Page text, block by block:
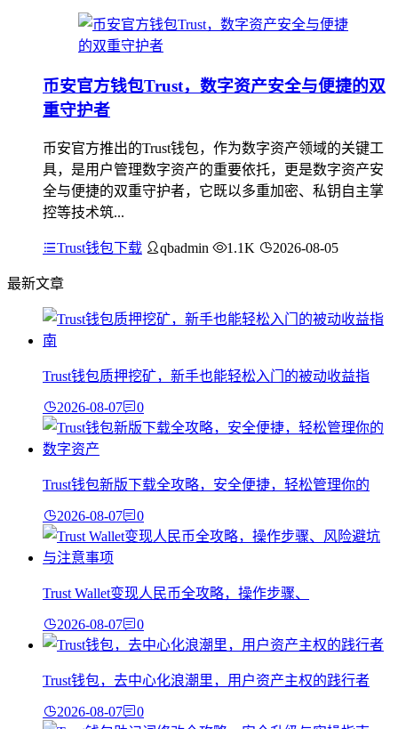
币安官方钱包Trust，数字资产安全与便捷的双
重守护者
币安官方推出的Trust钱包，作为数字资产领域的关键工
具，是用户管理数字资产的重要依托，更是数字资产安
全与便捷的双重守护者，它既以多重加密、私钥自主掌
控等技术筑...
Trust钱包下载 qbadmin 1.1K 2026-08-05
最新文章
Trust钱包质押挖矿，新手也能轻松入门的被动收益指
2026-08-07 0
Trust钱包新版下载全攻略，安全便捷，轻松管理你的
2026-08-07 0
Trust Wallet变现人民币全攻略，操作步骤、
2026-08-07 0
Trust钱包，去中心化浪潮里，用户资产主权的践行者
2026-08-07 0